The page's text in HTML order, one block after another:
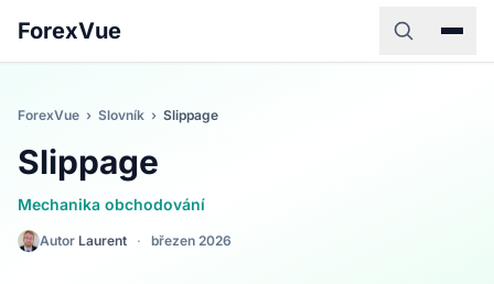
ForexVue
ForexVue › Slovník › Slippage
Slippage
Mechanika obchodování
Autor Laurent · březen 2026